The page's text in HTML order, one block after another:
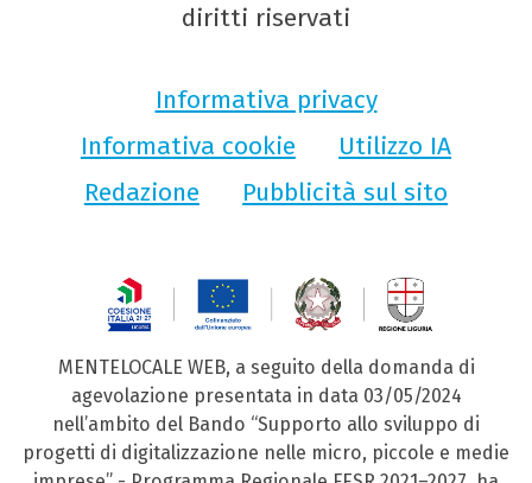
diritti riservati
Informativa privacy
Informativa cookie
Utilizzo IA
Redazione
Pubblicità sul sito
MENTELOCALE WEB, a seguito della domanda di
agevolazione presentata in data 03/05/2024
nell’ambito del Bando “Supporto allo sviluppo di
progetti di digitalizzazione nelle micro, piccole e medie